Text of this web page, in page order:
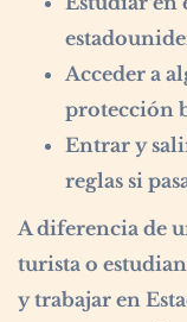
Acceder a
protección
Entrar y
reglas si
A diferencia de
turista o
y trabajar en